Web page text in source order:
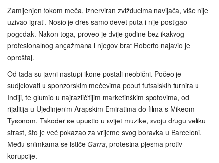
Zamijenjen tokom meča, iznerviran zvižducima navijača, više nije
uživao igrati. Nosio je dres samo devet puta i nije postigao
pogodak. Nakon toga, proveo je dvije godine bez ikakvog
profesionalnog angažmana i njegov brat Roberto najavio je
oproštaj.
Od tada su javni nastupi ikone postali neobični. Počeo je
sudjelovati u sponzorskim mečevima poput futsalskih turnira u
Indiji, te glumio u najrazličitijim marketinškim spotovima, od
rijalitija u Ujedinjenim Arapskim Emiratima do filma s Mikeom
Tysonom. Također se upustio u svijet muzike, svoju drugu veliku
strast, što je već pokazao za vrijeme svog boravka u Barceloni.
Među snimkama se ističe Garra, protestna pjesma protiv
korupcije.